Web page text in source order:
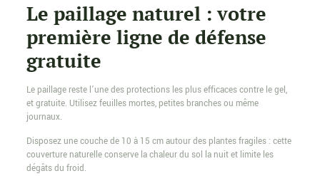
Le paillage naturel : votre
première ligne de défense
gratuite
Le paillage reste l’une des protections les plus efficaces contre le gel,
et gratuite. Utilisez feuilles mortes, petites branches ou même
journaux.
Disposez une couche de 10 à 15 cm autour des plantes fragiles : cette
couverture naturelle conserve la chaleur du sol la nuit et limite les
dégâts du froid.